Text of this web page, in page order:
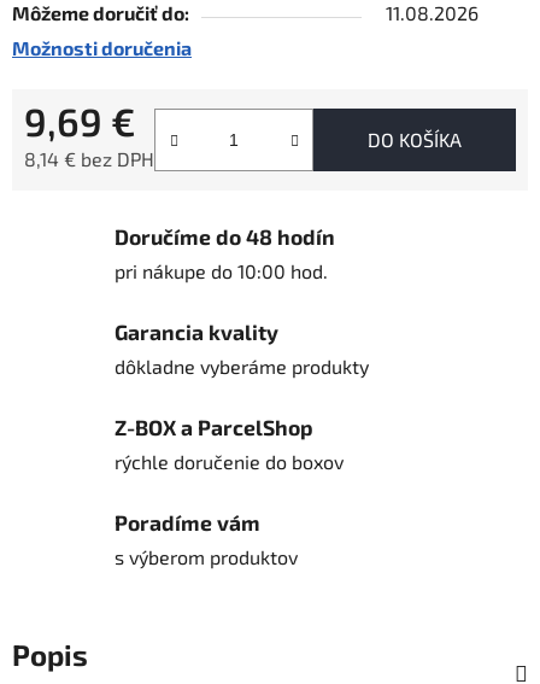
Môžeme doručiť do:
11.08.2026
Možnosti doručenia
9,69 €
8,14 € bez DPH
DO KOŠÍKA
Doručíme do 48 hodín
pri nákupe do 10:00 hod.
Garancia kvality
dôkladne vyberáme produkty
Z-BOX a ParcelShop
rýchle doručenie do boxov
Poradíme vám
s výberom produktov
Popis